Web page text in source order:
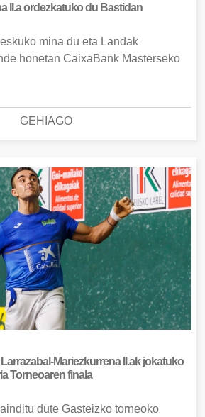
II.a ordezkatuko du Bastidan
mina du eta Landak
honetan CaixaBank Masterseko
GEHIAGO
Mariezkurrena II.ak jokatuko
Torneoaren finala
dute Gasteizko torneoko